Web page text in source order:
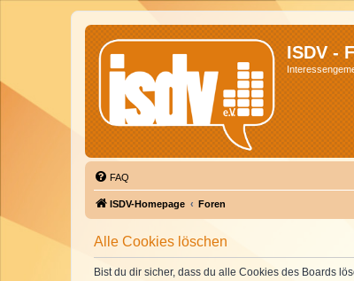
ISDV -
FAQ
ISDV-Homepage Foren
Alle Cookies löschen
Bist du dir sicher, dass du alle Cookies des Boards